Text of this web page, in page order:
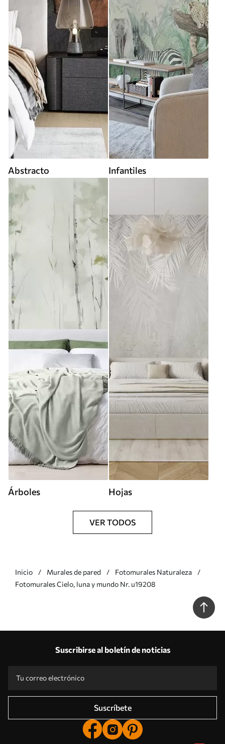
Abstracto Infantiles
Árboles Hojas
VER TODOS
Inicio Murales de pared
Fotomurales Naturaleza
Fotomurales Cielo, luna y mundo Nr. u19208
Suscribirse al boletín de noticias
Suscríbete